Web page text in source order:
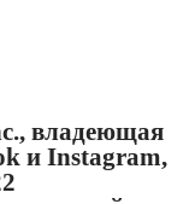
владеющая
и Instagram,